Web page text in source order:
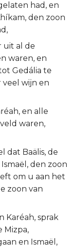
had, en
den zoon
uit al de
waren, en
Gedália te
veel wijn en
en alle
waren,
dat Baälis, de
den zoon
om u aan het
zoon van
Karéah, sprak
Mizpa,
en Ismaël,